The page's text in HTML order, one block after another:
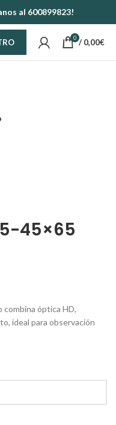
al 600899823!
0 / 0,00€
45×65
óptica HD,
ideal para observación